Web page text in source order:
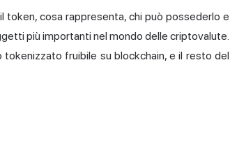
token, cosa rappresenta, chi può possederlo e
più importanti nel mondo delle criptovalute.
fruibile su blockchain, e il resto del